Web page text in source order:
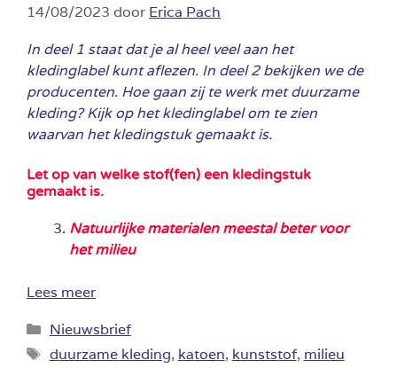
14/08/2023 door Erica Pach
In deel 1 staat dat je al heel veel aan het
kledinglabel kunt aflezen. In deel 2 bekijken we de
producenten. Hoe gaan zij te werk met duurzame
kleding? Kijk op het kledinglabel om te zien
waarvan het kledingstuk gemaakt is.
Let op van welke stof(fen) een kledingstuk
gemaakt is.
Natuurlijke materialen meestal beter voor
het milieu
Lees meer
Categorieën
Nieuwsbrief
Tags
duurzame kleding, katoen, kunststof, milieu